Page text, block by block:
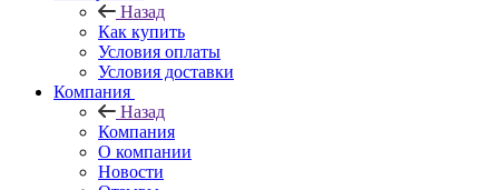
Назад
Как купить
Условия оплаты
Условия доставки
Компания
Назад
Компания
О компании
Новости